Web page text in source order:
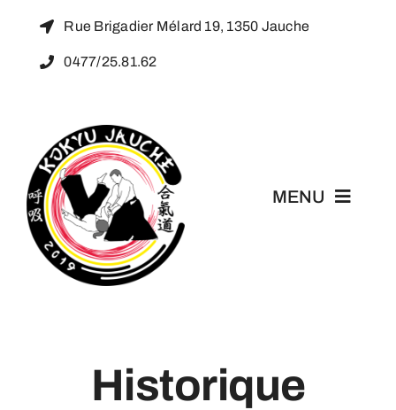
contenu
Rue Brigadier Mélard 19, 1350 Jauche
0477/25.81.62
MENU
Accueil
Historique